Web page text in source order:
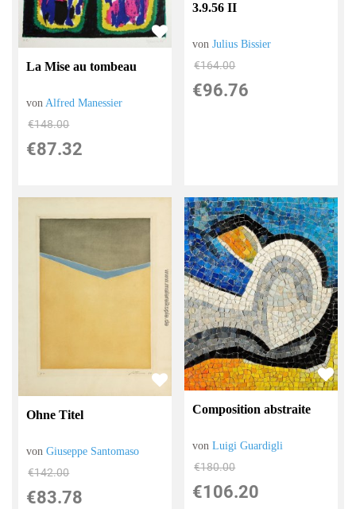
La Mise au tombeau
von Alfred Manessier
€148.00
€87.32
3.9.56 II
vonJulius Bissier
€164.00
€96.76
Ohne Titel
vonGiuseppe Santomaso
€142.00
€83.78
Composition abstraite
vonLuigi Guardigli
€180.00
€106.20